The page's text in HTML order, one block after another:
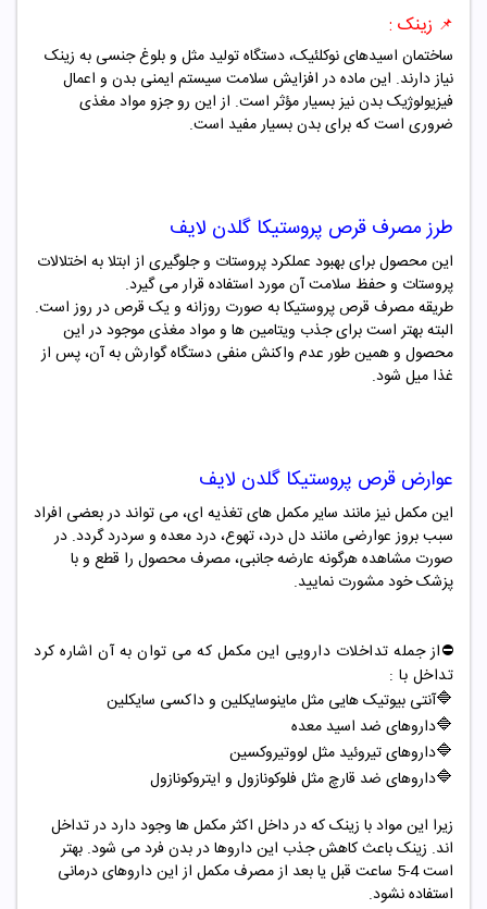
📌 زینک :
ساختمان اسیدهای نوکلئیک، دستگاه تولید مثل و بلوغ جنسی به زینک
نیاز دارند. این ماده در افزایش سلامت سیستم ایمنی بدن و اعمال
فیزیولوژیک بدن نیز بسیار مؤثر است. از این رو جزو مواد مغذی
ضروری است که برای بدن بسیار مفید است.
طرز مصرف قرص پروستیکا گلدن لایف
این محصول برای بهبود عملکرد پروستات و جلوگیری از ابتلا به اختلالات
پروستات و حفظ سلامت آن مورد استفاده قرار می گیرد.
طریقه مصرف قرص پروستیکا به صورت روزانه و یک قرص در روز است.
البته بهتر است برای جذب ویتامین ها و مواد مغذی موجود در این
محصول و همین طور عدم واکنش منفی دستگاه گوارش به آن، پس از
غذا میل شود.
عوارض قرص پروستیکا گلدن لایف
این مکمل نیز مانند سایر مکمل های تغذیه ای، می تواند در بعضی افراد
سبب بروز عوارضی مانند دل درد، تهوع، درد معده و سردرد گردد. در
صورت مشاهده هرگونه عارضه جانبی، مصرف محصول را قطع و با
پزشک خود مشورت نمایید.
⛔️از جمله تداخلات دارویی این مکمل که می توان به آن اشاره کرد
تداخل با :
🔷آنتی بیوتیک هایی مثل ماینوسایکلین و داکسی سایکلین
🔷داروهای ضد اسید معده
🔷داروهای تیروئید مثل لووتیروکسین
🔷داروهای ضد قارچ مثل فلوکونازول و ایتروکونازول
زیرا این مواد با زینک که در داخل اکثر مکمل ها وجود دارد در تداخل
اند. زینک باعث کاهش جذب این داروها در بدن فرد می شود. بهتر
است 4-5 ساعت قبل یا بعد از مصرف مکمل از این داروهای درمانی
استفاده نشود.